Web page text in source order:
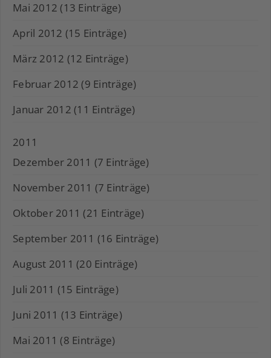
Mai 2012 (13 Einträge)
April 2012 (15 Einträge)
März 2012 (12 Einträge)
Februar 2012 (9 Einträge)
Januar 2012 (11 Einträge)
2011
Dezember 2011 (7 Einträge)
November 2011 (7 Einträge)
Oktober 2011 (21 Einträge)
September 2011 (16 Einträge)
August 2011 (20 Einträge)
Juli 2011 (15 Einträge)
Juni 2011 (13 Einträge)
Mai 2011 (8 Einträge)